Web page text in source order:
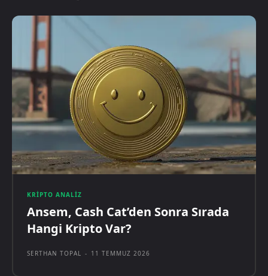
KRIPTO ANALIZ
Ansem, Cash Cat’den Sonra Sırada
Hangi Kripto Var?
SERTHAN TOPAL - 11 TEMMUZ 2026